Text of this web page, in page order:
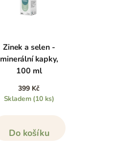
Zinek a selen -
minerální kapky,
100 ml
399 Kč
Skladem (10 ks)
Do košíku